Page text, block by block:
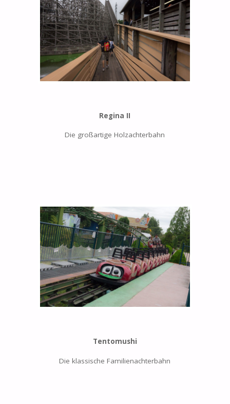
Regina II
Die großartige Holzachterbahn
Tentomushi
Die klassische Familienachterbahn